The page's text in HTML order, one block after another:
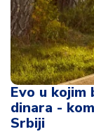
Evo u kojim
dinara -
Srbiji